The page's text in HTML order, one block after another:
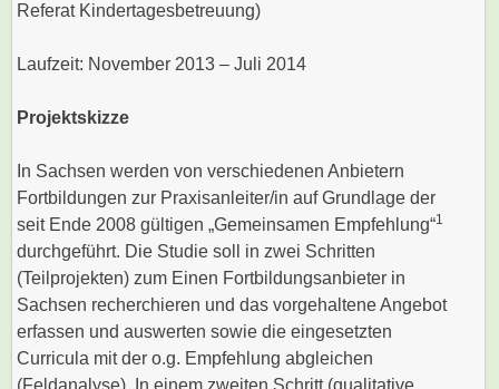
Referat Kindertagesbetreuung)
Laufzeit: November 2013 – Juli 2014
Projektskizze
In Sachsen werden von verschiedenen Anbietern
Fortbildungen zur Praxisanleiter/in auf Grundlage der
seit Ende 2008 gültigen „Gemeinsamen Empfehlung“1
durchgeführt. Die Studie soll in zwei Schritten
(Teilprojekten) zum Einen Fortbildungsanbieter in
Sachsen recherchieren und das vorgehaltene Angebot
erfassen und auswerten sowie die eingesetzten
Curricula mit der o.g. Empfehlung abgleichen
(Feldanalyse). In einem zweiten Schritt (qualitative